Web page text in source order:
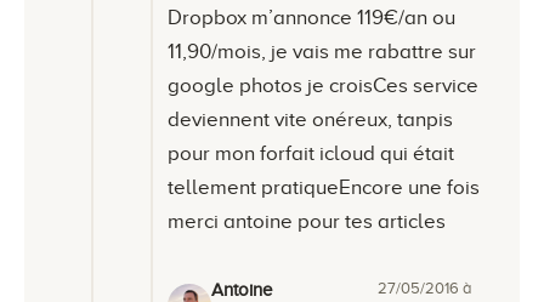
Dropbox m’annonce 119€/an ou
11,90/mois, je vais me rabattre sur
google photos je croisCes service
deviennent vite onéreux, tanpis
pour mon forfait icloud qui était
tellement pratiqueEncore une fois
merci antoine pour tes articles
Antoine
27/05/2016 à